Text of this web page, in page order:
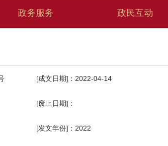
政务服务 政民互动
[成文日期]：2022-04-14
[废止日期]：
[发文年份]：2022